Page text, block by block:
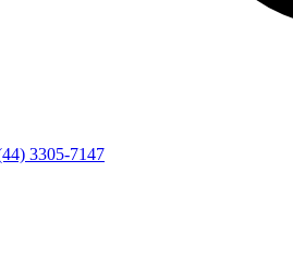
3305-7147